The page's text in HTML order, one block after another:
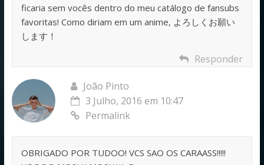
ficaria sem vocês dentro do meu catálogo de fansubs
favoritas! Como diriam em um anime, よろしくお願い
します！
Responder
João Pinto
3 Julho, 2016 em 10:47
Permalink
OBRIGADO POR TUDOO! VCS SAO OS CARAASS!!!!!